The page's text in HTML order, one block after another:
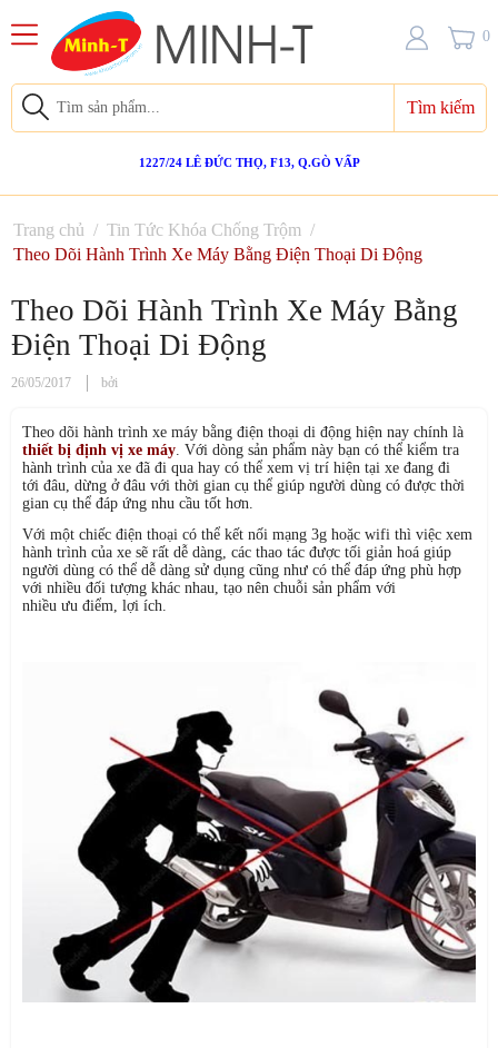
Tìm kiếm
1227/24 LÊ ĐỨC THỌ, F13, Q.GÒ VẤP
0
Trang chủ / Tin Tức Khóa Chống Trộm /
Theo Dõi Hành Trình Xe Máy Bằng Điện Thoại Di Động
Theo Dõi Hành Trình Xe Máy Bằng
Điện Thoại Di Động
26/05/2017 bởi
Theo dõi hành trình xe máy bằng điện thoại di động hiện nay chính là
thiết bị định vị xe máy. Với dòng sản phẩm này bạn có thể kiểm tra
hành trình của xe đã đi qua hay có thể xem vị trí hiện tại xe đang đi
tới đâu, dừng ở đâu với thời gian cụ thể giúp người dùng có được thời
gian cụ thể đáp ứng nhu cầu tốt hơn.
Với một chiếc điện thoại có thể kết nối mạng 3g hoặc wifi thì việc xem
hành trình của xe sẽ rất dễ dàng, các thao tác được tối giản hoá giúp
người dùng có thể dễ dàng sử dụng cũng như có thể đáp ứng phù hợp
với nhiều đối tượng khác nhau, tạo nên chuỗi sản phẩm với
nhiều ưu điểm, lợi ích.